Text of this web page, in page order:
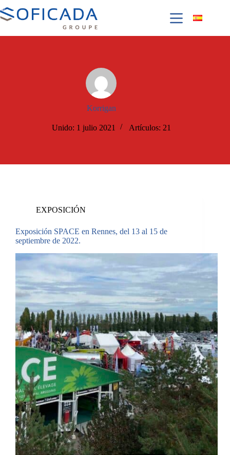
Korrigan
Unido: 1 julio 2021 Artículos: 21
EXPOSICIÓN
Exposición SPACE en Rennes, del 13 al 15 de
septiembre de 2022.